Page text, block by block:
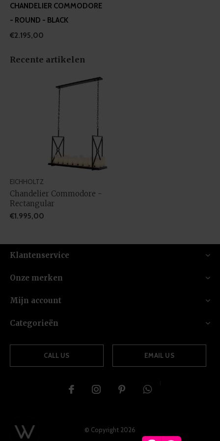
CHANDELIER COMMODORE
- ROUND - BLACK
€2.195,00
Recente artikelen
EICHHOLTZ
Chandelier Commodore -
Rectangular
€1.995,00
Klantenservice
Onze merken
Mijn account
Categorieën
CALL US EMAIL US
© Copyright 2026